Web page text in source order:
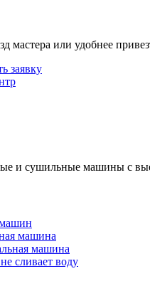
мастера или удобнее
заявку
и сушильные машины с
машина
машина
сливает воду